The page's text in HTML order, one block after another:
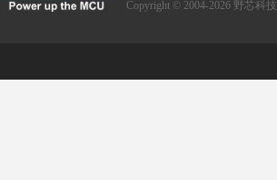
Copyright © 2004-2026 野芯科技